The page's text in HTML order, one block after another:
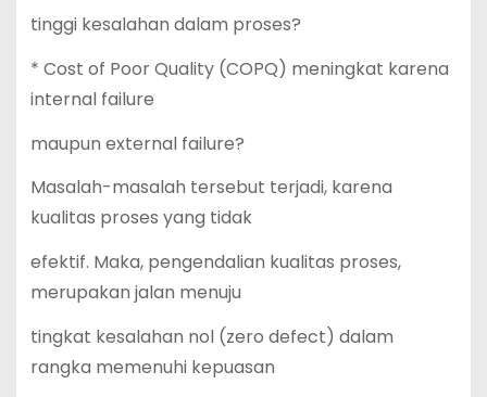
tinggi kesalahan dalam proses?
* Cost of Poor Quality (COPQ) meningkat karena
internal failure
maupun external failure?
Masalah-masalah tersebut terjadi, karena
kualitas proses yang tidak
efektif. Maka, pengendalian kualitas proses,
merupakan jalan menuju
tingkat kesalahan nol (zero defect) dalam
rangka memenuhi kepuasan